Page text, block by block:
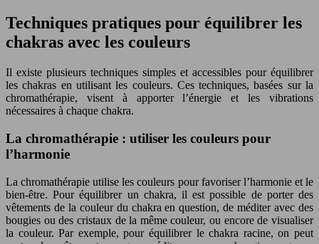
Techniques pratiques pour équilibrer les
chakras avec les couleurs
Il existe plusieurs techniques simples et accessibles pour équilibrer
les chakras en utilisant les couleurs. Ces techniques, basées sur la
chromathérapie, visent à apporter l’énergie et les vibrations
nécessaires à chaque chakra.
La chromathérapie : utiliser les couleurs pour
l’harmonie
La chromathérapie utilise les couleurs pour favoriser l’harmonie et le
bien-être. Pour équilibrer un chakra, il est possible de porter des
vêtements de la couleur du chakra en question, de méditer avec des
bougies ou des cristaux de la même couleur, ou encore de visualiser
la couleur. Par exemple, pour équilibrer le chakra racine, on peut